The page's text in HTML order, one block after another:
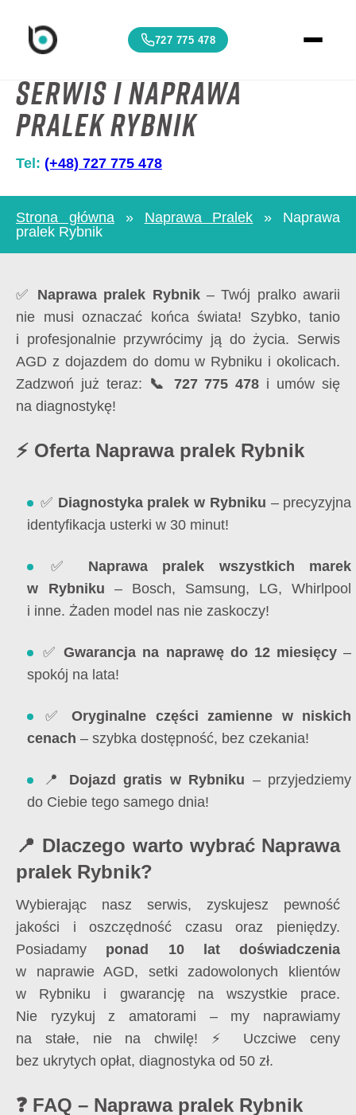
727 775 478
Serwis i Naprawa
pralek Rybnik
Tel: (+48) 727 775 478
Strona główna» Naprawa Pralek » Naprawa
pralek Rybnik
✅ Naprawa pralek Rybnik– Twój pralko awarii
nie musi oznaczać końca świata! Szybko, tanio
i profesjonalnie przywrócimy ją do życia. Serwis
AGD z dojazdem do domu w Rybniku i okolicach.
Zadzwoń już teraz: 📞 727 775 478 i umów się
na diagnostykę!
⚡ Oferta Naprawa pralek Rybnik
✅ Diagnostyka pralek w Rybniku – precyzyjna
identyfikacja usterki w 30 minut!
✅ Naprawa pralek wszystkich marek
w Rybniku – Bosch, Samsung, LG, Whirlpool
i inne. Żaden model nas nie zaskoczy!
✅Gwarancja na naprawę do 12 miesięcy –
spokój na lata!
✅Oryginalne części zamienne w niskich
cenach – szybka dostępność, bez czekania!
📍 Dojazd gratis w Rybniku – przyjedziemy
do Ciebie tego samego dnia!
📍 Dlaczego warto wybrać Naprawa
pralek Rybnik?
Wybierając nasz serwis, zyskujesz pewność
jakości i oszczędność czasu oraz pieniędzy.
Posiadamy ponad 10 lat doświadczenia
w naprawie AGD, setki zadowolonych klientów
w Rybniku i gwarancję na wszystkie prace.
Nie ryzykuj z amatorami – my naprawiamy
na stałe, nie na chwilę! ⚡ Uczciwe ceny
bez ukrytych opłat, diagnostyka od 50 zł.
❓ FAQ – Naprawa pralek Rybnik